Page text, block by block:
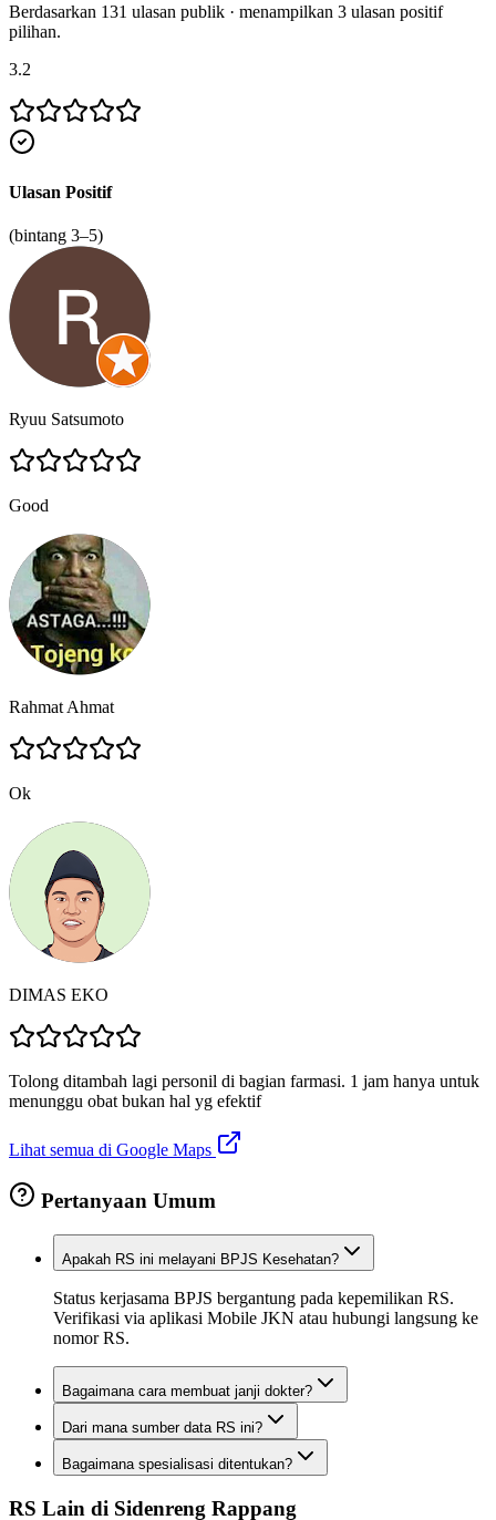
Berdasarkan 131 ulasan publik · menampilkan 3 ulasan positif
pilihan.
3.2
Ulasan Positif
(bintang 3–5)
Ryuu Satsumoto
Good
Rahmat Ahmat
Ok
DIMAS EKO
Tolong ditambah lagi personil di bagian farmasi. 1 jam hanya untuk
menunggu obat bukan hal yg efektif
Lihat semua di Google Maps
Pertanyaan Umum
Apakah RS ini melayani BPJS Kesehatan?
Status kerjasama BPJS bergantung pada kepemilikan RS.
Verifikasi via aplikasi Mobile JKN atau hubungi langsung ke
nomor RS.
Bagaimana cara membuat janji dokter?
Dari mana sumber data RS ini?
Bagaimana spesialisasi ditentukan?
RS Lain di Sidenreng Rappang